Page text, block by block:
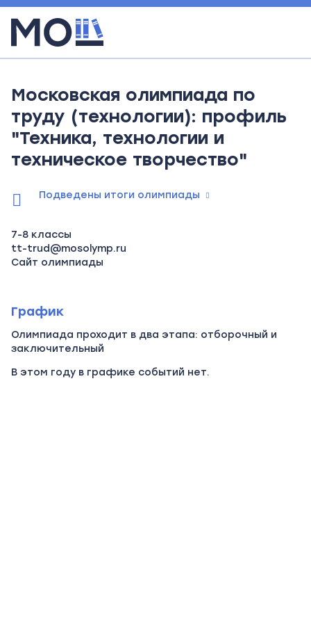
Московская олимпиада по
труду (технологии): профиль
"Техника, технологии и
техническое творчество"
Подведены итоги олимпиады
7-8 классы
tt-trud@mosolymp.ru
Сайт олимпиады
График
Олимпиада проходит в два этапа: отборочный и
заключительный
В этом году в графике событий нет.